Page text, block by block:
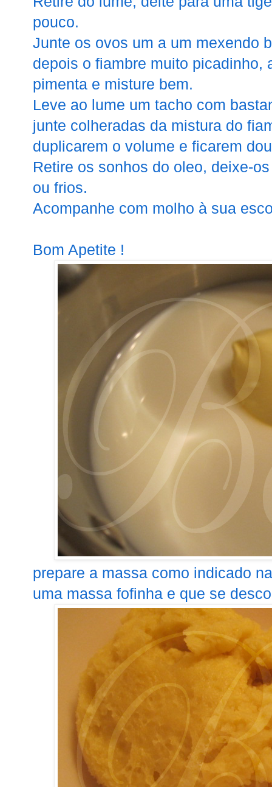
pouco.
Junte os ovos um a um mexendo
depois o fiambre muito picadinho,
pimenta e misture bem.
Leve ao lume um tacho com
junte colheradas da mistura do
duplicarem o volume e ficarem
Retire os sonhos do oleo, deixe-
ou frios.
Acompanhe com molho à sua
Bom Apetite !
prepare a massa como indicado
uma massa fofinha e que se